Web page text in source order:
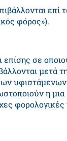
φόρος»).
σε
μετά
η μια